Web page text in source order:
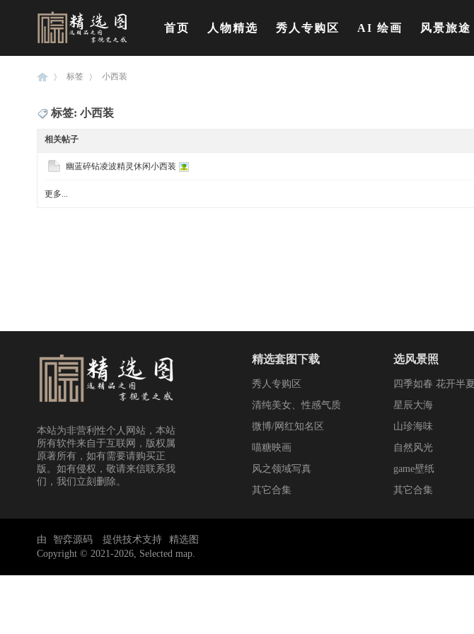
首页 人物精选 秀人专购区 AI 绘画 风景旅途
精 ›
标签 小西装
标签: 小西装
相关帖子
幽蓝碎钻凌波精灵休闲小西装
更多...
本站为非营利性个人网站，本站
所有软件来自于互联网，版权属
原著所有，如有需要请购买正
版。如有侵权，敬请来信联系我
们，我们立刻删除。
精选套图下载
秀人专购区
清纯美女、性感气质
微博/网红知名区
喵糖映画
风之领域写真
其它合集
选风景照
四季如春 花开半夏
星辰大海
山珍海味
自然风光
game壁纸
其它合集
由 智弈源码 提供技术支持
精选图
Copyright © 2021-2026, Selected map.